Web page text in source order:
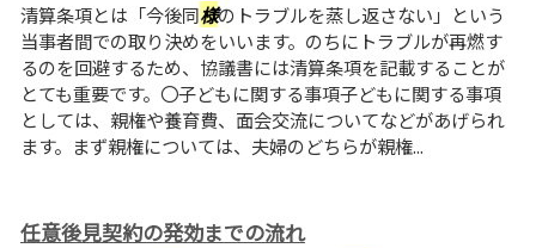
清算条項とは「今後同様のトラブルを蒸し返さない」という
当事者間での取り決めをいいます。のちにトラブルが再燃す
るのを回避するため、協議書には清算条項を記載することが
とても重要です。〇子どもに関する事項子どもに関する事項
としては、親権や養育費、面会交流についてなどがあげられ
ます。まず親権については、夫婦のどちらが親権...
任意後見契約の発効までの流れ